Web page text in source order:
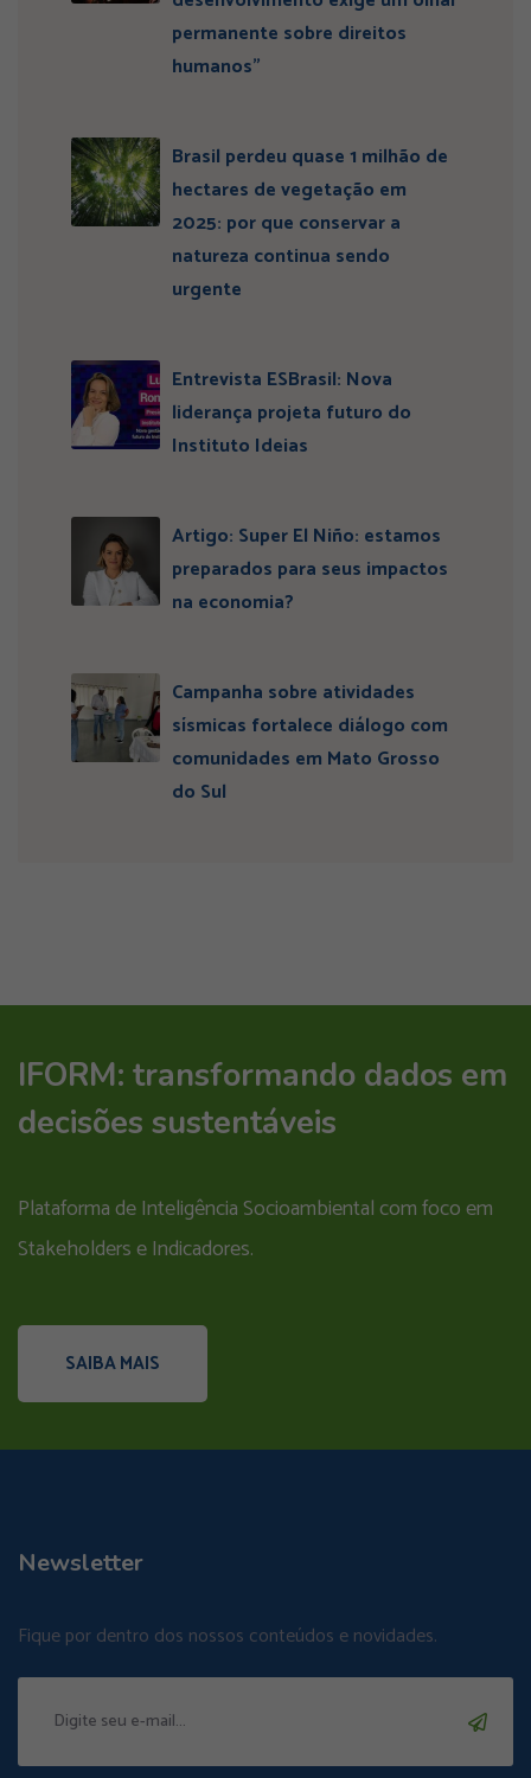
permanente sobre direitos
humanos”
Brasil perdeu quase 1 milhão de
hectares de vegetação em
2025: por que conservar a
natureza continua sendo
urgente
Entrevista ESBrasil: Nova
liderança projeta futuro do
Instituto Ideias
Artigo: Super El Niño: estamos
preparados para seus impactos
na economia?
Campanha sobre atividades
sísmicas fortalece diálogo com
comunidades em Mato Grosso
do Sul
IFORM: transformando dados em
decisões sustentáveis
Plataforma de Inteligência Socioambiental com foco em
Stakeholders e Indicadores.
SAIBA MAIS
Newsletter
Fique por dentro dos nossos conteúdos e novidades.